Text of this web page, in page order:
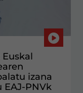
izana
EAJ-PNVk